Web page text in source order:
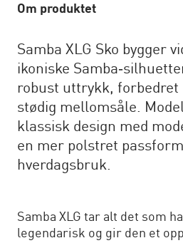
Om produktet
Samba XLG Sko bygger
ikoniske
robust uttrykk, forbedret
stødig mellomsåle.
klassisk design med
en mer polstret
hverdagsbruk.
Samba XLG tar alt det som
legendarisk og gir den et